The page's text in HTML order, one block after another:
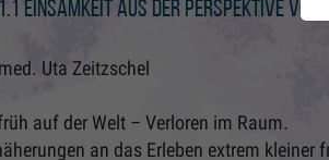
Einsamkeit aus der Perspektive
Uta Zeitzschel
auf der Welt – Verloren im Raum.
an das Erleben extrem